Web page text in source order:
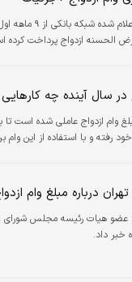
کنونی تسهیلات از ابتدای سال تا
در سال آینده چه
وام ازدواج عاملی شده است
رفته و با استفاده از این وام
درباره مبلغ وام
خبر داد.